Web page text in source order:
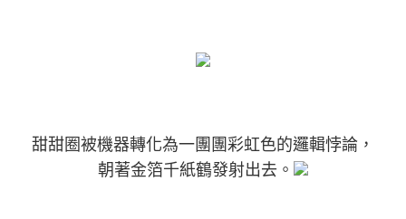
甜甜圈被機器轉化為一團團彩虹色的邏輯悖論，
朝著金箔千紙鶴發射出去。